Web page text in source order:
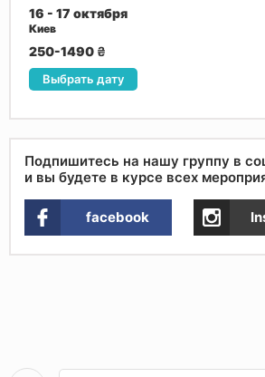
16 - 17 октября
Киев
250-1490 ₴
Выбрать дату
Подпишитесь на нашу группу в
и вы будете в курсе всех
facebook